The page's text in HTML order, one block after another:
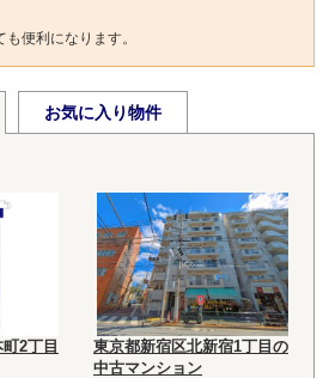
便利になります。
お気に入り物件
2丁目
東京都新宿区北新宿1丁目の
中古マンション